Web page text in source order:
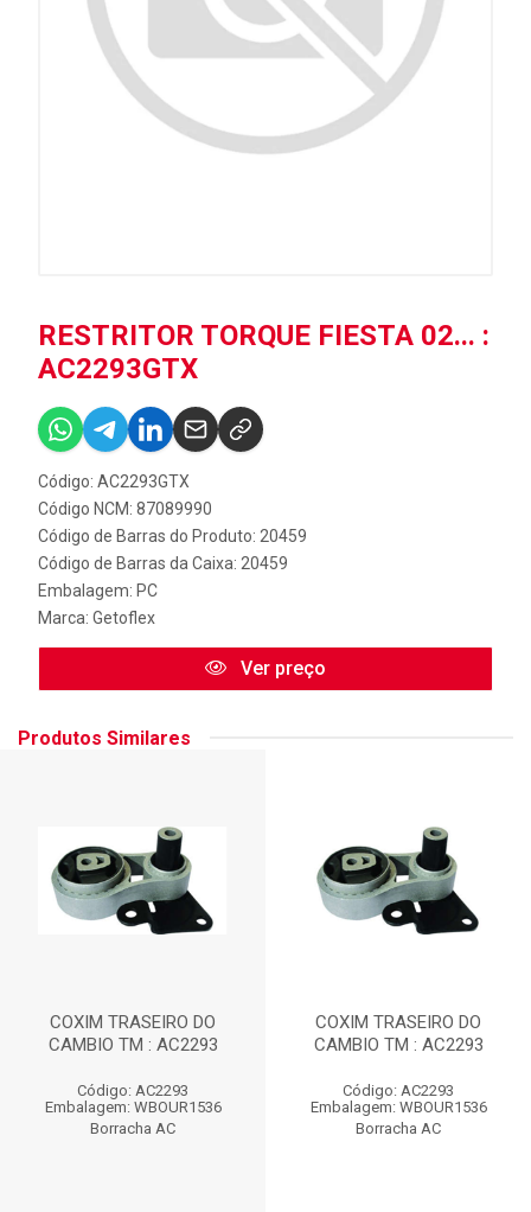
RESTRITOR TORQUE FIESTA 02... :
AC2293GTX
Código: AC2293GTX
Código NCM: 87089990
Código de Barras do Produto: 20459
Código de Barras da Caixa: 20459
Embalagem: PC
Marca: Getoflex
Ver preço
Produtos Similares
COXIM TRASEIRO DO
CAMBIO TM : AC2293
Código: AC2293
Embalagem: WBOUR1536
Borracha AC
COXIM TRASEIRO DO
CAMBIO TM : AC2293
Código: AC2293
Embalagem: WBOUR1536
Borracha AC